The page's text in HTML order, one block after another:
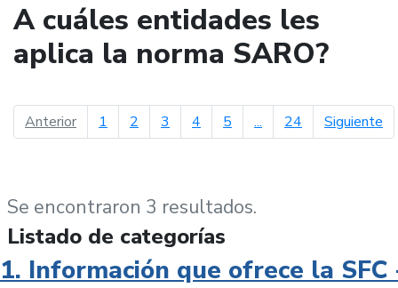
A cuáles entidades les
aplica la norma SARO?
Anteriorpágina anterior
1 2 3 4 5 ... 24 Siguiente
Se encontraron 3 resultados.
Listado de categorías
1. Información que ofrece la SFC